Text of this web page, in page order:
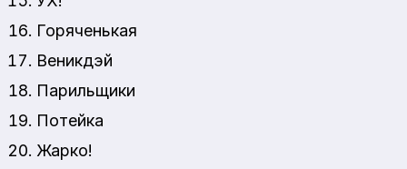
Горяченькая
Веникдэй
Парильщики
Потейка
Жарко!